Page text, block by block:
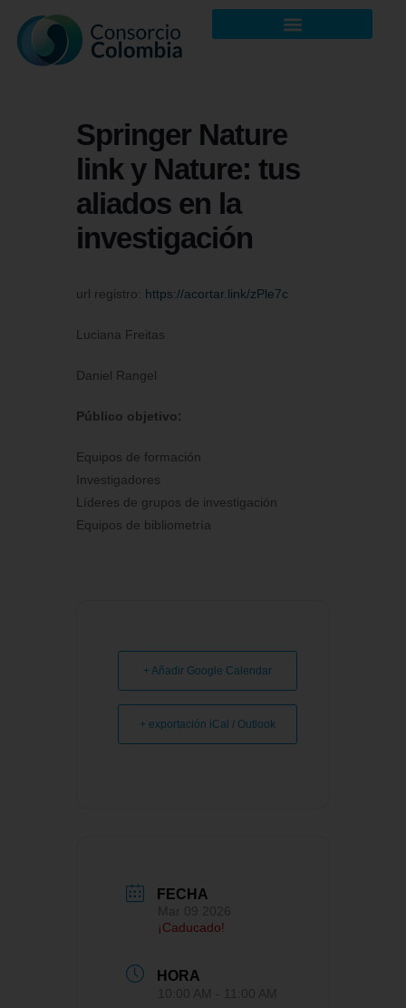
Springer Nature
link y Nature: tus
aliados en la
investigación
url registro: https://acortar.link/zPle7c
Luciana Freitas
Daniel Rangel
Público objetivo:
Equipos de formación
Investigadores
Líderes de grupos de investigación
Equipos de bibliometría
+ Añadir Google Calendar
+ exportación iCal / Outlook
FECHA
¡Caducado!
HORA